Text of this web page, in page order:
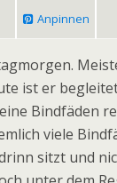
Anpinnen
ist er
Bindfäden
viele
sitzt und